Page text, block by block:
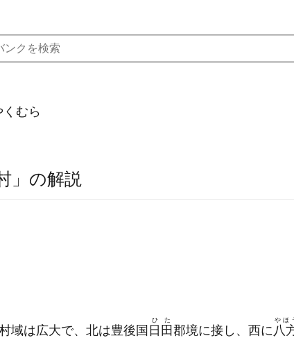
くむら
」の解説
域は広大で、北は豊後国 日田
ひた
郡境に接し、西に八
やほ